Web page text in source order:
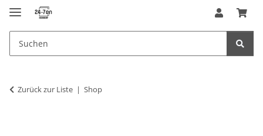
Zurück zur Liste Shop